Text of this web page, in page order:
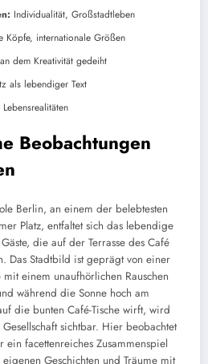
Individualität, Großstadtleben
Köpfe, internationale Größen
dem Kreativität gedeiht
als lebendiger Text
Beobachtungen
Berlin, an einem der belebtesten
Platz, entfaltet sich das lebendige
die auf der Terrasse des Café
Das Stadtbild ist geprägt von einer
einem unaufhörlichen Rauschen
während die Sonne hoch am
die bunten Café-Tische wirft, wird
sichtbar. Hier beobachtet
ein facettenreiches Zusammenspiel
Geschichten und Träume mit